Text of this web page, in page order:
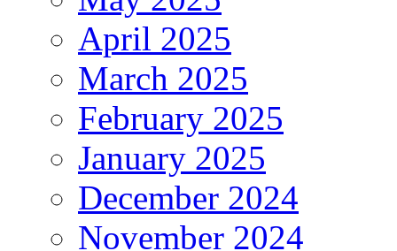
April 2025
March 2025
February 2025
January 2025
December 2024
November 2024